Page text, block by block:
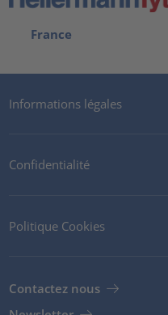
France
Informations légales
Confidentialité
Politique Cookies
Contactez nous